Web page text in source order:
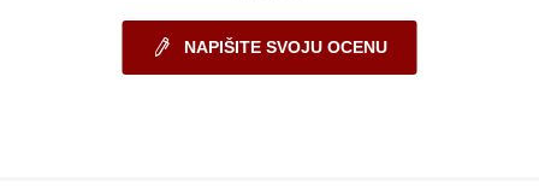
NAPIŠITE SVOJU OCENU